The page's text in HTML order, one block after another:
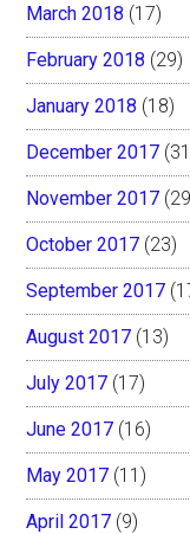
March 2018 (17)
February 2018 (29)
January 2018 (18)
December 2017
November 2017
October 2017 (23)
September 2017
August 2017 (13)
July 2017 (17)
June 2017 (16)
May 2017 (11)
April 2017 (9)